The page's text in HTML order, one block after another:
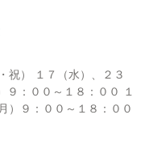
） １７（水）、２３
：００～１８：００ １
）９：００～１８：００